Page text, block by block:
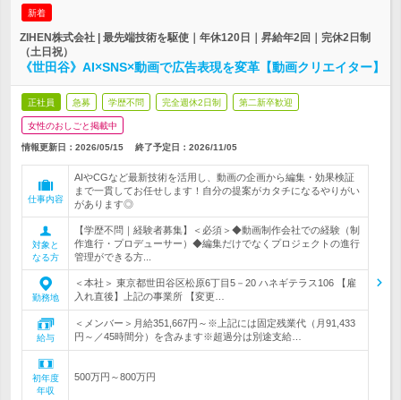
新着
ZIHEN株式会社 | 最先端技術を駆使｜年休120日｜昇給年2回｜完休2日制
（土日祝）
《世田谷》AI×SNS×動画で広告表現を変革【動画クリエイター】
正社員 急募 学歴不問 完全週休2日制 第二新卒歓迎
女性のおしごと掲載中
情報更新日：2026/05/15 終了予定日： 2026/11/05
仕事内容
AIやCGなど最新技術を活用し、動画の企画から編集・効果検証
まで一貫してお任せします！自分の提案がカタチになるやりがい
があります◎
対象と
なる方
【学歴不問｜経験者募集】＜必須＞◆動画制作会社での経験（制
作進行・プロデューサー）◆編集だけでなくプロジェクトの進行
管理ができる方...
勤務地
＜本社＞ 東京都世田谷区松原6丁目5－20 ハネギテラス106 【雇
入れ直後】上記の事業所 【変更…
給与
＜メンバー＞月給351,667円～※上記には固定残業代（月91,433
円～／45時間分）を含みます※超過分は別途支給…
初年度
年収
500万円～800万円